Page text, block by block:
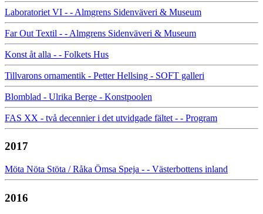
Laboratoriet VI - - Almgrens Sidenväveri & Museum
Far Out Textil - - Almgrens Sidenväveri & Museum
Konst åt alla - - Folkets Hus
Tillvarons ornamentik - Petter Hellsing - SOFT galleri
Blomblad - Ulrika Berge - Konstpoolen
FAS XX - två decennier i det utvidgade fältet - - Program
2017
Möta Nöta Stöta / Råka Ömsa Speja - - Västerbottens inland
2016